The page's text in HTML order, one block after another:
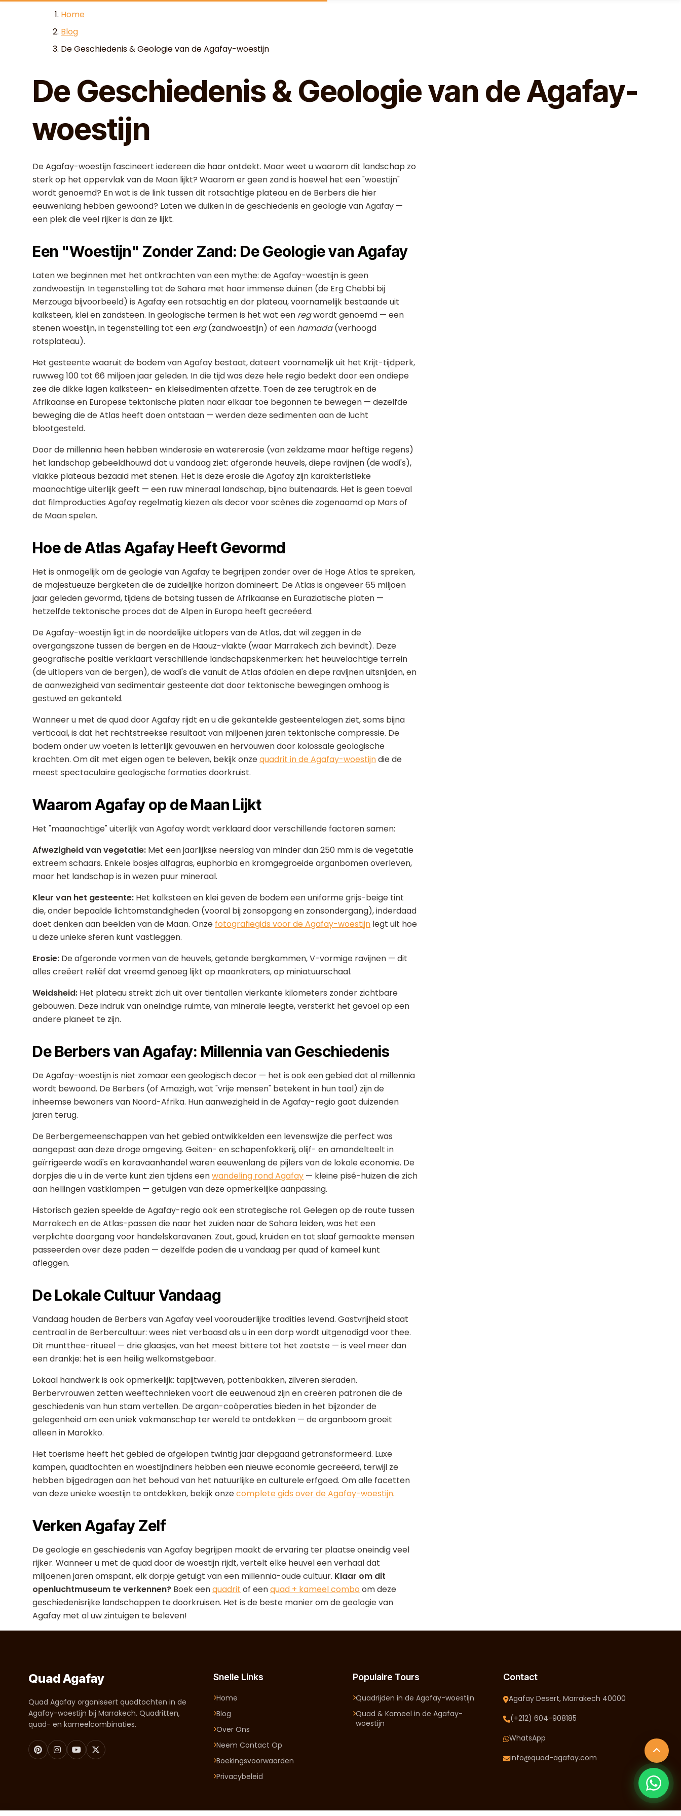
Skip to content
Home
Blog
De Geschiedenis & Geologie van de Agafay-woestijn
De Geschiedenis & Geologie van de Agafay-
woestijn
De Agafay-woestijn fascineert iedereen die haar ontdekt. Maar weet u waarom dit landschap zo
sterk op het oppervlak van de Maan lijkt? Waarom er geen zand is hoewel het een "woestijn"
wordt genoemd? En wat is de link tussen dit rotsachtige plateau en de Berbers die hier
eeuwenlang hebben gewoond? Laten we duiken in de geschiedenis en geologie van Agafay —
een plek die veel rijker is dan ze lijkt.
Een "Woestijn" Zonder Zand: De Geologie van Agafay
Laten we beginnen met het ontkrachten van een mythe: de Agafay-woestijn is geen
zandwoestijn. In tegenstelling tot de Sahara met haar immense duinen (de Erg Chebbi bij
Merzouga bijvoorbeeld) is Agafay een rotsachtig en dor plateau, voornamelijk bestaande uit
kalksteen, klei en zandsteen. In geologische termen is het wat een regwordt genoemd — een
stenen woestijn, in tegenstelling tot een erg(zandwoestijn) of een hamada(verhoogd
rotsplateau).
Het gesteente waaruit de bodem van Agafay bestaat, dateert voornamelijk uit het Krijt-tijdperk,
ruwweg 100 tot 66 miljoen jaar geleden. In die tijd was deze hele regio bedekt door een ondiepe
zee die dikke lagen kalksteen- en kleisedimenten afzette. Toen de zee terugtrok en de
Afrikaanse en Europese tektonische platen naar elkaar toe begonnen te bewegen — dezelfde
beweging die de Atlas heeft doen ontstaan — werden deze sedimenten aan de lucht
blootgesteld.
Door de millennia heen hebben winderosie en watererosie (van zeldzame maar heftige regens)
het landschap gebeeldhouwd dat u vandaag ziet: afgeronde heuvels, diepe ravijnen (de wadi's),
vlakke plateaus bezaaid met stenen. Het is deze erosie die Agafay zijn karakteristieke
maanachtige uiterlijk geeft — een ruw mineraal landschap, bijna buitenaards. Het is geen toeval
dat filmproducties Agafay regelmatig kiezen als decor voor scènes die zogenaamd op Mars of
de Maan spelen.
Hoe de Atlas Agafay Heeft Gevormd
Het is onmogelijk om de geologie van Agafay te begrijpen zonder over de Hoge Atlas te spreken,
de majestueuze bergketen die de zuidelijke horizon domineert. De Atlas is ongeveer 65 miljoen
jaar geleden gevormd, tijdens de botsing tussen de Afrikaanse en Euraziatische platen —
hetzelfde tektonische proces dat de Alpen in Europa heeft gecreëerd.
De Agafay-woestijn ligt in de noordelijke uitlopers van de Atlas, dat wil zeggen in de
overgangszone tussen de bergen en de Haouz-vlakte (waar Marrakech zich bevindt). Deze
geografische positie verklaart verschillende landschapskenmerken: het heuvelachtige terrein
(de uitlopers van de bergen), de wadi's die vanuit de Atlas afdalen en diepe ravijnen uitsnijden, en
de aanwezigheid van sedimentair gesteente dat door tektonische bewegingen omhoog is
gestuwd en gekanteld.
Wanneer u met de quad door Agafay rijdt en u die gekantelde gesteentelagen ziet, soms bijna
verticaal, is dat het rechtstreekse resultaat van miljoenen jaren tektonische compressie. De
bodem onder uw voeten is letterlijk gevouwen en hervouwen door kolossale geologische
krachten. Om dit met eigen ogen te beleven, bekijk onzequadrit in de Agafay-woestijndie de
meest spectaculaire geologische formaties doorkruist.
Waarom Agafay op de Maan Lijkt
Het "maanachtige" uiterlijk van Agafay wordt verklaard door verschillende factoren samen:
Afwezigheid van vegetatie: Met een jaarlijkse neerslag van minder dan 250 mm is de vegetatie
extreem schaars. Enkele bosjes alfagras, euphorbia en kromgegroeide arganbomen overleven,
maar het landschap is in wezen puur mineraal.
Kleur van het gesteente: Het kalksteen en klei geven de bodem een uniforme grijs-beige tint
die, onder bepaalde lichtomstandigheden (vooral bij zonsopgang en zonsondergang), inderdaad
doet denken aan beelden van de Maan. Onze fotografiegids voor de Agafay-woestijn legt uit hoe
u deze unieke sferen kunt vastleggen.
Erosie: De afgeronde vormen van de heuvels, getande bergkammen, V-vormige ravijnen — dit
alles creëert reliëf dat vreemd genoeg lijkt op maankraters, op miniatuurschaal.
Weidsheid: Het plateau strekt zich uit over tientallen vierkante kilometers zonder zichtbare
gebouwen. Deze indruk van oneindige ruimte, van minerale leegte, versterkt het gevoel op een
andere planeet te zijn.
De Berbers van Agafay: Millennia van Geschiedenis
De Agafay-woestijn is niet zomaar een geologisch decor — het is ook een gebied dat al millennia
wordt bewoond. De Berbers (of Amazigh, wat "vrije mensen" betekent in hun taal) zijn de
inheemse bewoners van Noord-Afrika. Hun aanwezigheid in de Agafay-regio gaat duizenden
jaren terug.
De Berbergemeenschappen van het gebied ontwikkelden een levenswijze die perfect was
aangepast aan deze droge omgeving. Geiten- en schapenfokkerij, olijf- en amandelteelt in
geïrrigeerde wadi's en karavaanhandel waren eeuwenlang de pijlers van de lokale economie. De
dorpjes die u in de verte kunt zien tijdens eenwandeling rond Agafay — kleine pisé-huizen die zich
aan hellingen vastklampen — getuigen van deze opmerkelijke aanpassing.
Historisch gezien speelde de Agafay-regio ook een strategische rol. Gelegen op de route tussen
Marrakech en de Atlas-passen die naar het zuiden naar de Sahara leiden, was het een
verplichte doorgang voor handelskaravanen. Zout, goud, kruiden en tot slaaf gemaakte mensen
passeerden over deze paden — dezelfde paden die u vandaag per quad of kameel kunt
afleggen.
De Lokale Cultuur Vandaag
Vandaag houden de Berbers van Agafay veel voorouderlijke tradities levend. Gastvrijheid staat
centraal in de Berbercultuur: wees niet verbaasd als u in een dorp wordt uitgenodigd voor thee.
Dit muntthee-ritueel — drie glaasjes, van het meest bittere tot het zoetste — is veel meer dan
een drankje: het is een heilig welkomstgebaar.
Lokaal handwerk is ook opmerkelijk: tapijtweven, pottenbakken, zilveren sieraden.
Berbervrouwen zetten weeftechnieken voort die eeuwenoud zijn en creëren patronen die de
geschiedenis van hun stam vertellen. De argan-coöperaties bieden in het bijzonder de
gelegenheid om een uniek vakmanschap ter wereld te ontdekken — de arganboom groeit
alleen in Marokko.
Het toerisme heeft het gebied de afgelopen twintig jaar diepgaand getransformeerd. Luxe
kampen, quadtochten en woestijndiners hebben een nieuwe economie gecreëerd, terwijl ze
hebben bijgedragen aan het behoud van het natuurlijke en culturele erfgoed. Om alle facetten
van deze unieke woestijn te ontdekken, bekijk onzecomplete gids over de Agafay-woestijn.
Verken Agafay Zelf
De geologie en geschiedenis van Agafay begrijpen maakt de ervaring ter plaatse oneindig veel
rijker. Wanneer u met de quad door de woestijn rijdt, vertelt elke heuvel een verhaal dat
miljoenen jaren omspant, elk dorpje getuigt van een millennia-oude cultuur. Klaar om dit
openluchtmuseum te verkennen? Boek eenquadrit of eenquad + kameel combo om deze
geschiedenisrijke landschappen te doorkruisen. Het is de beste manier om de geologie van
Agafay met al uw zintuigen te beleven!
Quad Agafay
Quad Agafay organiseert quadtochten in de
Agafay-woestijn bij Marrakech. Quadritten,
quad- en kameelcombinaties.
Snelle Links
Home
Blog
Over Ons
Neem Contact Op
Boekingsvoorwaarden
Privacybeleid
Populaire Tours
Quadrijden in de Agafay-woestijn
Quad & Kameel in de Agafay-
woestijn
Contact
Agafay Desert, Marrakech 40000
(+212) 604-908185
WhatsApp
info@quad-agafay.com